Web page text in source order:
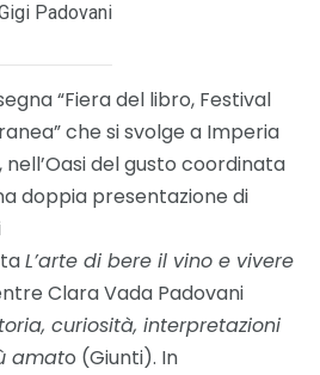
Padovani
“Fiera del libro, Festival
che si svolge a Imperia
nell’Oasi del gusto coordinata
doppia presentazione di
L’arte di bere il vino e vivere
Clara Vada Padovani
curiosità, interpretazioni
amato (Giunti). In